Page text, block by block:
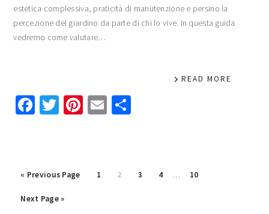
estetica complessiva, praticità di manutenzione e persino la
percezione del giardino da parte di chi lo vive. In questa guida
vedremo come valutare…
READ MORE
Facebook
Twitter
Pinterest
Email
« Go
Previous Page Page
1 Page
2 Page
3 Page
4 … Page
10
Go
Next Page »